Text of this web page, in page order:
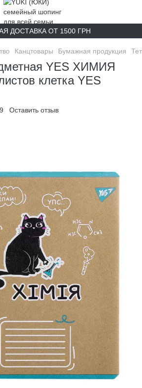
ДОСТАВКА ОТ 1500 ГРН
Канцтовары Бумажная продукция
YES ХИМИЯ
клетка YES
Оставить отзыв